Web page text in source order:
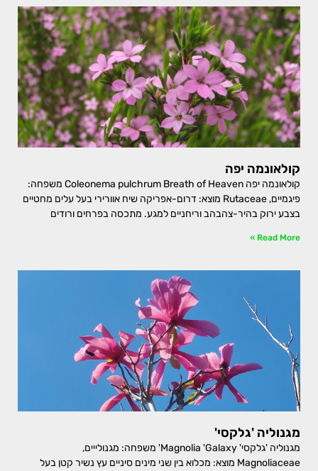
קולאונמה יפה
קולאונמה יפה Coleonema pulchrum Breath of Heaven משפחה:
פיגמיים, Rutaceae מוצא: דרום-אפריקה שיח אוורירי בעל עלים מחטיים
בצבע ירוק בהיר-צהבהב וריחניים למגע. מתכסה בפרחים ורודים
Read More »
מגנוליה 'גלקסי'
מגנוליה 'גלקסי' Magnolia 'Galaxy' משפחה: מגנולייים,
Magnoliaceae מוצא: מכלוא בין שני מינים סיניים עץ נשיר קטן בעל